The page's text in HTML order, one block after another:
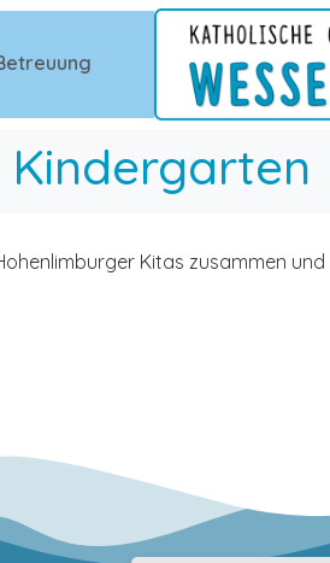
Kitas zusammen